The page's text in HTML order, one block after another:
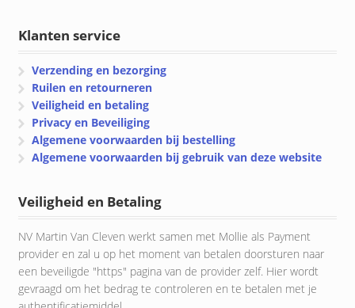
Klanten service
Verzending en bezorging
Ruilen en retourneren
Veiligheid en betaling
Privacy en Beveiliging
Algemene voorwaarden bij bestelling
Algemene voorwaarden bij gebruik van deze website
Veiligheid en Betaling
NV Martin Van Cleven werkt samen met Mollie als Payment
provider en zal u op het moment van betalen doorsturen naar
een beveiligde "https" pagina van de provider zelf. Hier wordt
gevraagd om het bedrag te controleren en te betalen met je